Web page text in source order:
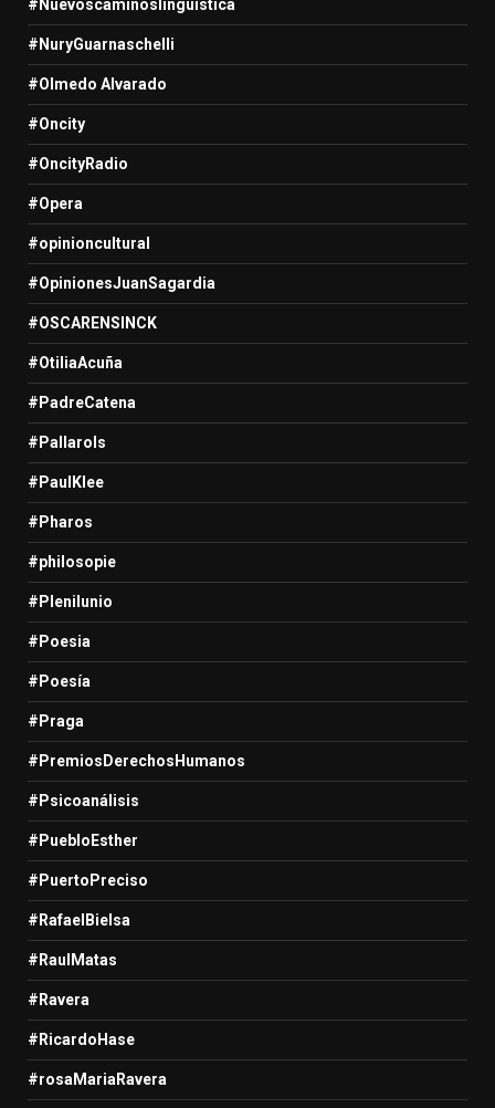
#Nuevoscaminoslinguística
#NuryGuarnaschelli
#Olmedo Alvarado
#Oncity
#OncityRadio
#Opera
#opinioncultural
#OpinionesJuanSagardia
#OSCARENSINCK
#OtiliaAcuña
#PadreCatena
#Pallarols
#PaulKlee
#Pharos
#philosopie
#Plenilunio
#Poesia
#Poesía
#Praga
#PremiosDerechosHumanos
#Psicoanálisis
#PuebloEsther
#PuertoPreciso
#RafaelBielsa
#RaulMatas
#Ravera
#RicardoHase
#rosaMariaRavera